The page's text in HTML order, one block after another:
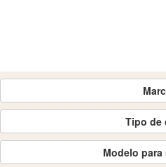
Tipo de
Modelo